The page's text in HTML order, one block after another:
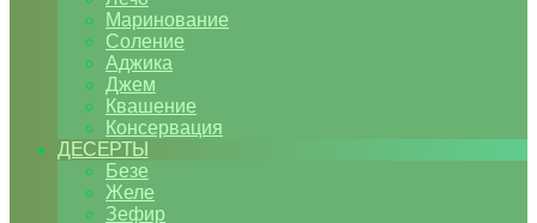
Маринование
Соление
Аджика
Джем
Квашение
Консервация
ДЕСЕРТЫ
Безе
Желе
Зефир